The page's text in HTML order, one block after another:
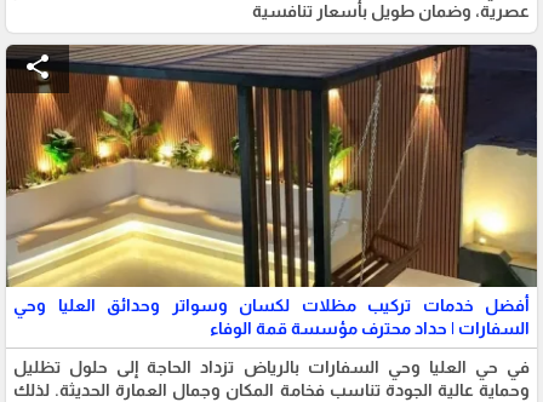
عصرية، وضمان طويل بأسعار تنافسية
share
أفضل خدمات تركيب مظلات لكسان وسواتر وحدائق العليا وحي
السفارات | حداد محترف مؤسسة قمة الوفاء
في حي العليا وحي السفارات بالرياض تزداد الحاجة إلى حلول تظليل
وحماية عالية الجودة تناسب فخامة المكان وجمال العمارة الحديثة. لذلك